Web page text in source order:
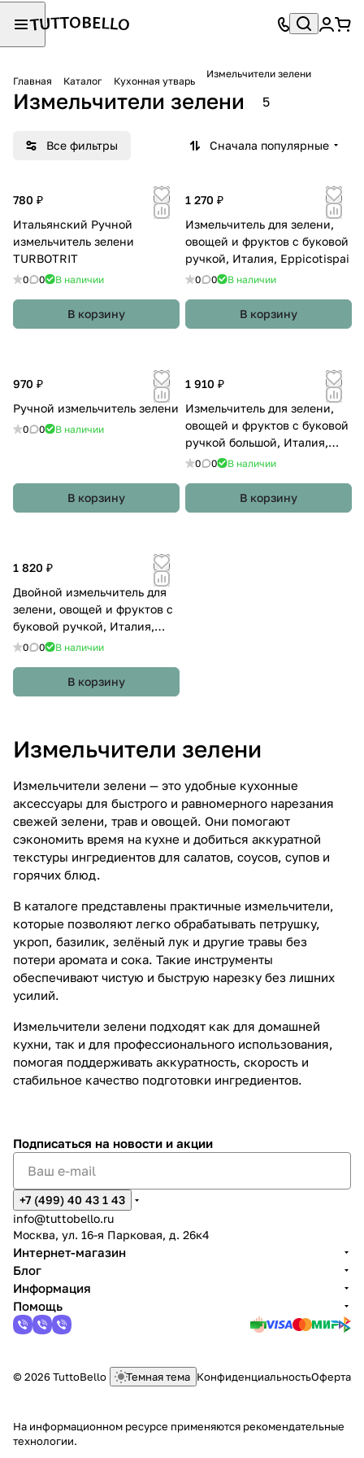
Главная Каталог Кухонная утварь
Измельчители зелени
Измельчители зелени 5
Все фильтры Сначала популярные
780 ₽
Итальянский Ручной
измельчитель зелени
TURBOTRIT
0 0 В наличии
В корзину
1 270 ₽
Измельчитель для зелени,
овощей и фруктов с буковой
ручкой, Италия, Eppicotispai
0 0 В наличии
В корзину
970 ₽
Ручной измельчитель зелени
0 0 В наличии
В корзину
1 910 ₽
Измельчитель для зелени,
овощей и фруктов с буковой
ручкой большой, Италия,
Eppicotispai
0 0 В наличии
В корзину
1 820 ₽
Двойной измельчитель для
зелени, овощей и фруктов с
буковой ручкой, Италия,
Eppicotispai
0 0 В наличии
В корзину
Измельчители зелени
Измельчители зелени — это удобные кухонные
аксессуары для быстрого и равномерного нарезания
свежей зелени, трав и овощей. Они помогают
сэкономить время на кухне и добиться аккуратной
текстуры ингредиентов для салатов, соусов, супов и
горячих блюд.
В каталоге представлены практичные измельчители,
которые позволяют легко обрабатывать петрушку,
укроп, базилик, зелёный лук и другие травы без
потери аромата и сока. Такие инструменты
обеспечивают чистую и быструю нарезку без лишних
усилий.
Измельчители зелени подходят как для домашней
кухни, так и для профессионального использования,
помогая поддерживать аккуратность, скорость и
стабильное качество подготовки ингредиентов.
Подписаться на новости и акции
+7 (499) 40 43 1 43
info@tuttobello.ru
Москва, ул. 16-я Парковая, д. 26к4
Интернет-магазин
Блог
Информация
Помощь
© 2026 TuttoBello Темная тема КонфиденциальностьОферта
На информационном ресурсе применяются рекомендательные
технологии.